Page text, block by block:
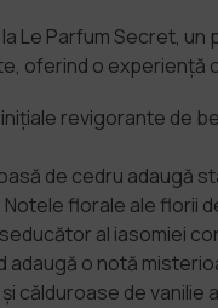
Le Parfum Secret,
oferind o experiență
revigorante de
de cedru adaugă
Notele florale ale florii
al iasomiei
adaugă o notă
și călduroase de